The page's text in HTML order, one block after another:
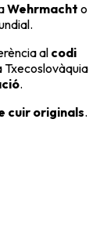
Wehrmacht o
.
alcodi
Txecoslovàquia
.
cuir originals.